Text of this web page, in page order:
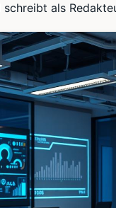
als